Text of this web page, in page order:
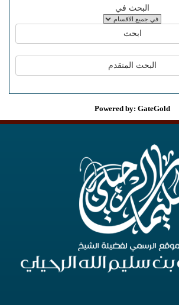
البحث في
Powered by: GateGold